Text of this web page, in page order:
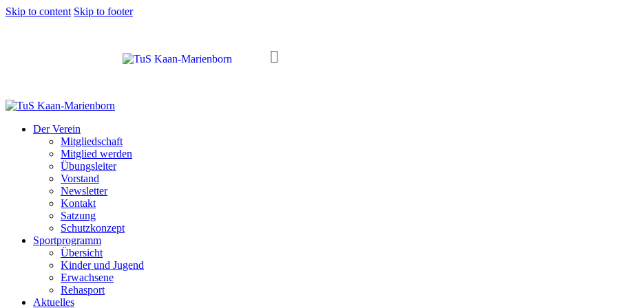
Skip to content Skip to footer
Der Verein
Mitgliedschaft
Mitglied werden
Übungsleiter
Vorstand
Newsletter
Kontakt
Satzung
Schutzkonzept
Sportprogramm
Übersicht
Kinder und Jugend
Erwachsene
Rehasport
Aktuelles